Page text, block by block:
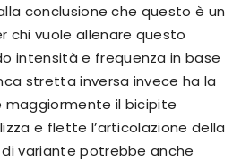
conclusione che questo è un
chi vuole allenare questo
intensità e frequenza in base
stretta inversa invece ha la
maggiormente il bicipite
e flette l’articolazione della
variante potrebbe anche